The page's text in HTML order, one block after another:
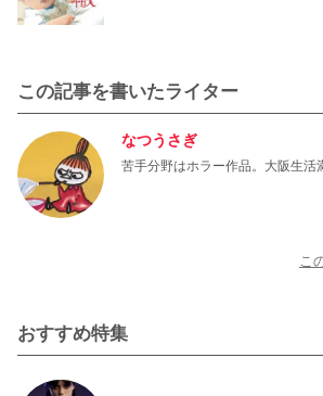
この記事を書いたライター
なつうさぎ
苦手分野はホラー作品。大阪生活
こ
おすすめ特集